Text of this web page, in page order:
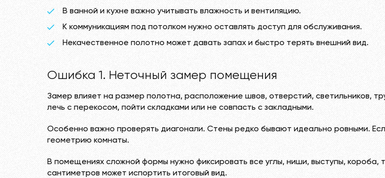
В ванной и кухне важно учитывать влажность и вентиляцию.
К коммуникациям под потолком нужно оставлять доступ для обслуживания.
Некачественное полотно может давать запах и быстро терять внешний вид.
Ошибка 1. Неточный замер помещения
Замер влияет на размер полотна, расположение швов, отверстий, светильников,
лечь с перекосом, пойти складками или не совпасть с закладными.
Особенно важно проверять диагонали. Стены редко бывают идеально ровными.
геометрию комнаты.
В помещениях сложной формы нужно фиксировать все углы, ниши, выступы,
сантиметров может испортить итоговый вид.